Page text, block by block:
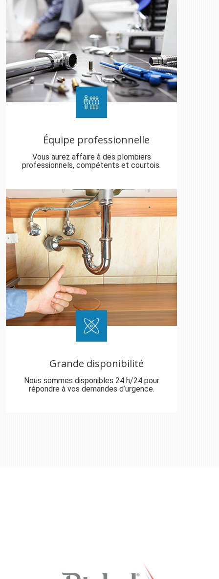
Équipe professionnelle
Vous aurez affaire à des plombiers
professionnels, compétents et courtois.
Grande disponibilité
Nous sommes disponibles 24 h/24 pour
répondre à vos demandes d’urgence.